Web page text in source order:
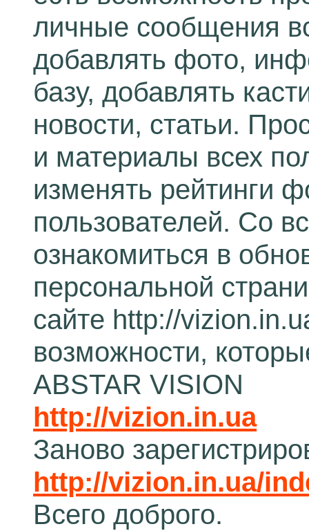
личные сообщения
добавлять фото,
базу, добавлять
новости, статьи.
и материалы всех
изменять рейтинги
пользователей. Со
ознакомиться в
персональной
сайте http://
возможности,
ABSTAR VISION
http://vizion.in.ua
Заново
http://vizion.in.ua/
Всего доброго.